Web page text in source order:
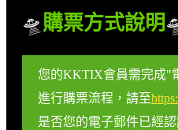
🛸購票方式說明
您的KKTIX會員需完成"
進行購票流程，請至
是否您的電子郵件已經